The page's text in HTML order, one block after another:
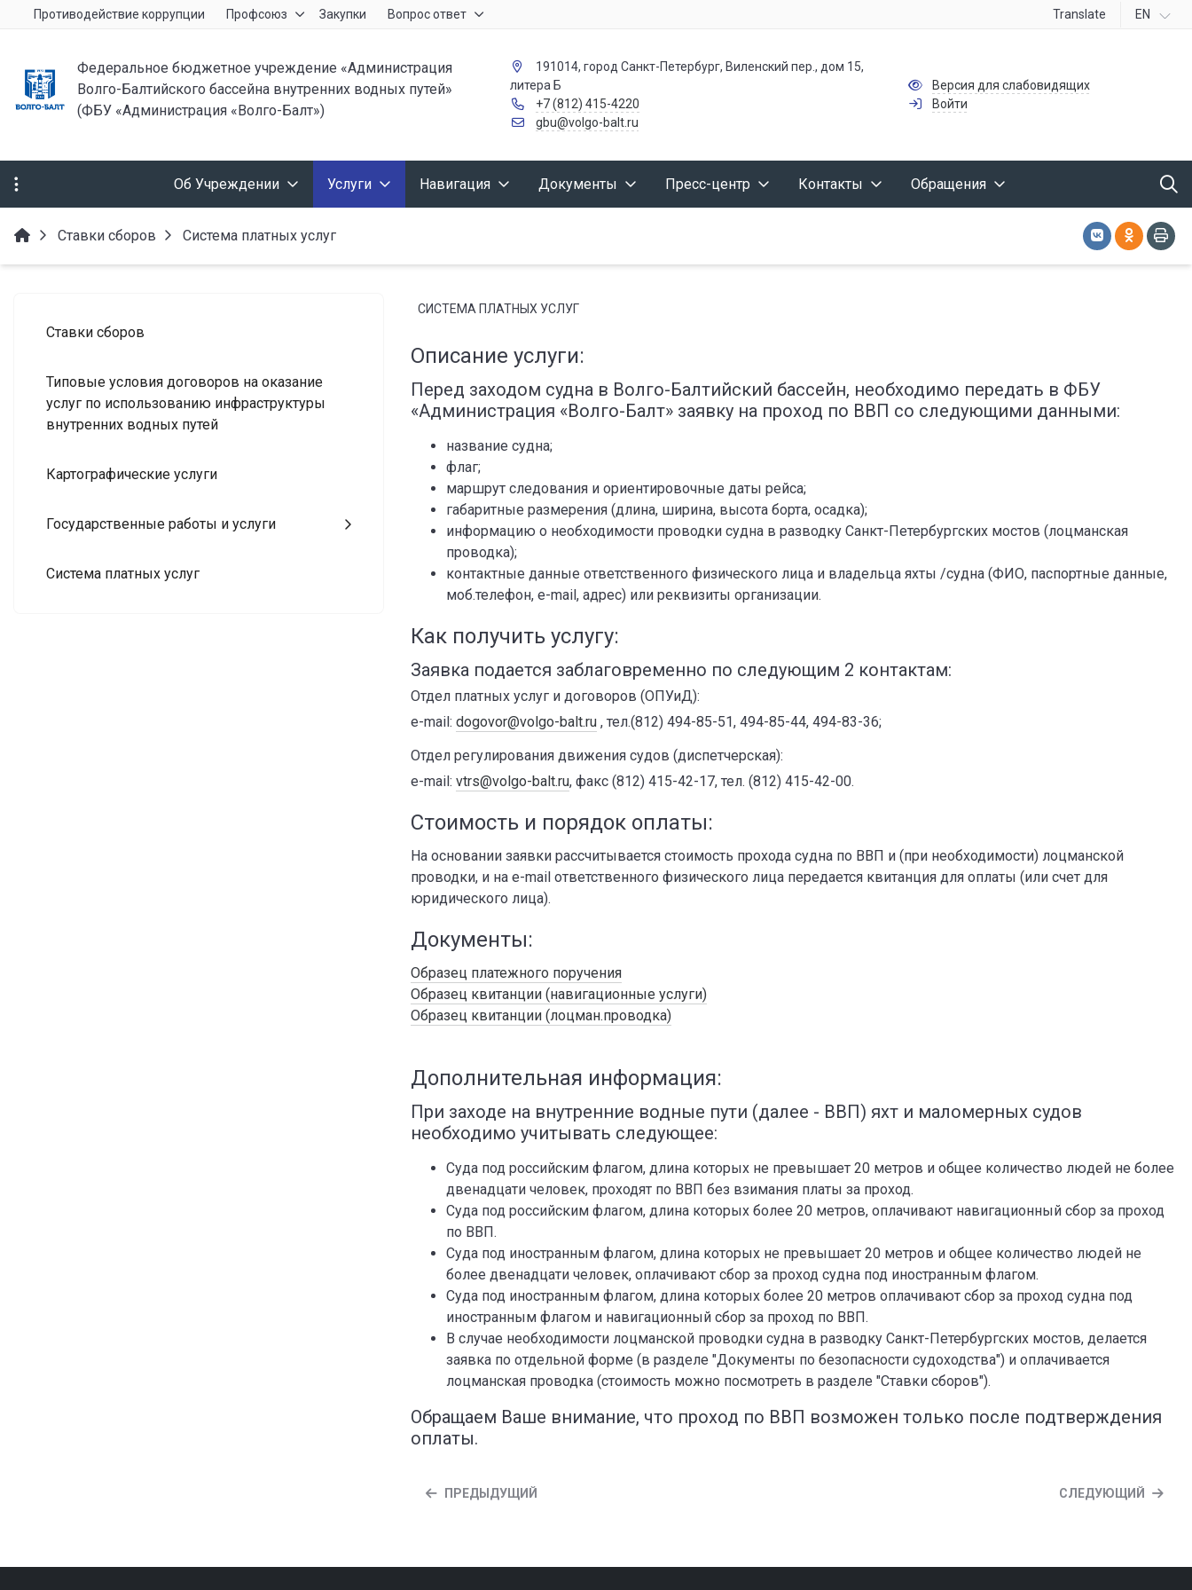
Противодействие коррупции Профсоюз Закупки Вопрос ответ Translate EN
Федеральное бюджетное учреждение «Администрация
Волго-Балтийского бассейна внутренних водных путей»
(ФБУ «Администрация «Волго-Балт»)
191014, город Санкт-Петербург, Виленский пер., дом 15,
литера Б
+7 (812) 415-4220
gbu@volgo-balt.ru
Версия для слабовидящих
Войти
Об Учреждении Услуги Навигация Документы Пресс-центр Контакты Обращения
Ставки сборов Система платных услуг
Ставки сборов
Типовые условия договоров на оказание
услуг по использованию инфраструктуры
внутренних водных путей
Картографические услуги
Государственные работы и услуги
Система платных услуг
СИСТЕМА ПЛАТНЫХ УСЛУГ
Описание услуги:
Перед заходом судна в Волго-Балтийский бассейн, необходимо передать в ФБУ
«Администрация «Волго-Балт» заявку на проход по ВВП со следующими данными:
название судна;
флаг;
маршрут следования и ориентировочные даты рейса;
габаритные размерения (длина, ширина, высота борта, осадка);
информацию о необходимости проводки судна в разводку Санкт-Петербургских мостов (лоцманская
проводка);
контактные данные ответственного физического лица и владельца яхты /судна (ФИО, паспортные данные,
моб.телефон, e-mail, адрес) или реквизиты организации.
Как получить услугу:
Заявка подается заблаговременно по следующим 2 контактам:
Отдел платных услуг и договоров (ОПУиД):
e-mail: dogovor@volgo-balt.ru, тел.(812) 494-85-51, 494-85-44, 494-83-36;
Отдел регулирования движения судов (диспетчерская):
e-mail: vtrs@volgo-balt.ru, факс (812) 415-42-17, тел. (812) 415-42-00.
Стоимость и порядок оплаты:
На основании заявки рассчитывается стоимость прохода судна по ВВП и (при необходимости) лоцманской
проводки, и на e-mail ответственного физического лица передается квитанция для оплаты (или счет для
юридического лица).
Документы:
Образец платежного поручения
Образец квитанции (навигационные услуги)
Образец квитанции (лоцман.проводка)
Дополнительная информация:
При заходе на внутренние водные пути (далее - ВВП) яхт и маломерных судов
необходимо учитывать следующее:
Суда под российским флагом, длина которых не превышает 20 метров и общее количество людей не более
двенадцати человек, проходят по ВВП без взимания платы за проход.
Суда под российским флагом, длина которых более 20 метров, оплачивают навигационный сбор за проход
по ВВП.
Суда под иностранным флагом, длина которых не превышает 20 метров и общее количество людей не
более двенадцати человек, оплачивают сбор за проход судна под иностранным флагом.
Суда под иностранным флагом, длина которых более 20 метров оплачивают сбор за проход судна под
иностранным флагом и навигационный сбор за проход по ВВП.
В случае необходимости лоцманской проводки судна в разводку Санкт-Петербургских мостов, делается
заявка по отдельной форме (в разделе "Документы по безопасности судоходства") и оплачивается
лоцманская проводка (стоимость можно посмотреть в разделе "Ставки сборов").
Обращаем Ваше внимание, что проход по ВВП возможен только после подтверждения
оплаты.
ПРЕДЫДУЩИЙ СЛЕДУЮЩИЙ